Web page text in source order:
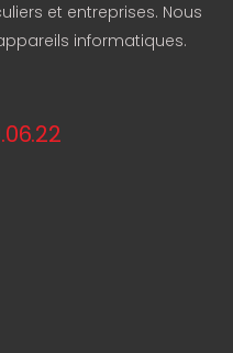
et entreprises. Nous
informatiques.